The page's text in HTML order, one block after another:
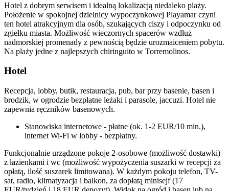
Hotel z dobrym serwisem i idealną lokalizacją niedaleko plaży.
Położenie w spokojnej dzielnicy wypoczynkowej Playamar czyni
ten hotel atrakcyjnym dla osób, szukających ciszy i odpoczynku od
zgiełku miasta. Możliwość wieczornych spacerów wzdłuż
nadmorskiej promenady z pewnością będzie urozmaiceniem pobytu.
Na plaży jedne z najlepszych chiringuito w Torremolinos.
Hotel
Recepcja, lobby, butik, restauracja, pub, bar przy basenie, basen i
brodzik, w ogrodzie bezpłatne leżaki i parasole, jaccuzi. Hotel nie
zapewnia ręczników basenowych.
Stanowiska internetowe - płatne (ok. 1-2 EUR/10 min.),
internet Wi-Fi w lobby - bezpłatny.
Funkcjonalnie urządzone pokoje 2-osobowe (możliwość dostawki)
z łazienkami i wc (możliwość wypożyczenia suszarki w recepcji za
opłatą, ilość suszarek limitowana). W każdym pokoju telefon, TV-
sat, radio, klimatyzacja i balkon, za dopłatą minisejf (17